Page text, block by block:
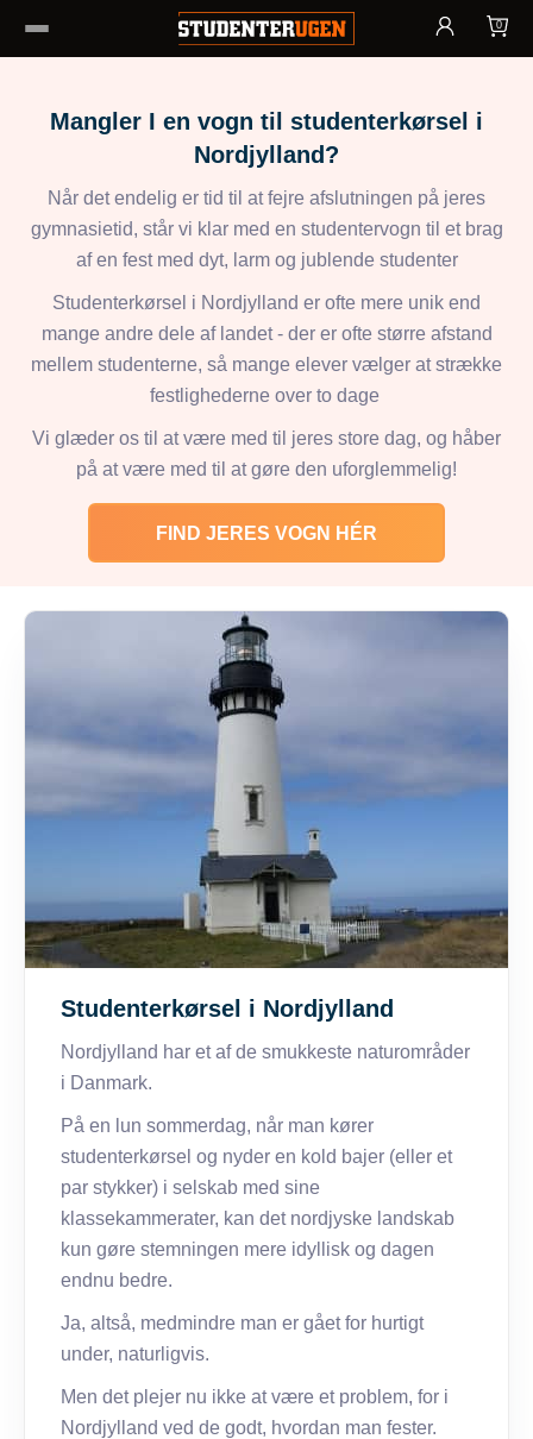
0
Mangler I en vogn til studenterkørsel i
Nordjylland?
Når det endelig er tid til at fejre afslutningen på jeres
gymnasietid, står vi klar med en studentervogn til et brag
af en fest med dyt, larm og jublende studenter
Studenterkørsel i Nordjylland er ofte mere unik end
mange andre dele af landet - der er ofte større afstand
mellem studenterne, så mange elever vælger at strække
festlighederne over to dage
Vi glæder os til at være med til jeres store dag, og håber
på at være med til at gøre den uforglemmelig!
FIND JERES VOGN HÉR
Studenterkørsel i Nordjylland
Nordjylland har et af de smukkeste naturområder
i Danmark.
På en lun sommerdag, når man kører
studenterkørsel og nyder en kold bajer (eller et
par stykker) i selskab med sine
klassekammerater, kan det nordjyske landskab
kun gøre stemningen mere idyllisk og dagen
endnu bedre.
Ja, altså, medmindre man er gået for hurtigt
under, naturligvis.
Men det plejer nu ikke at være et problem, for i
Nordjylland ved de godt, hvordan man fester.